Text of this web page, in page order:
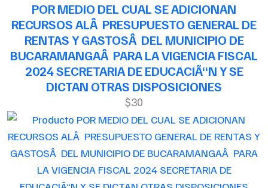
POR MEDIO DEL CUAL SE ADICIONAN
RECURSOS ALÂ PRESUPUESTO GENERAL DE
RENTAS Y GASTOSÂ DEL MUNICIPIO DE
BUCARAMANGAÂ PARA LA VIGENCIA FISCAL
2024 SECRETARIA DE EDUCACIÃ“N Y SE
DICTAN OTRAS DISPOSICIONES
$30